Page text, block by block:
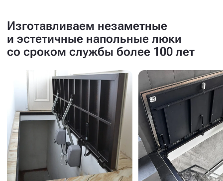
Изготавливаем незаметные
и эстетичные напольные люки
со сроком службы более 100 лет